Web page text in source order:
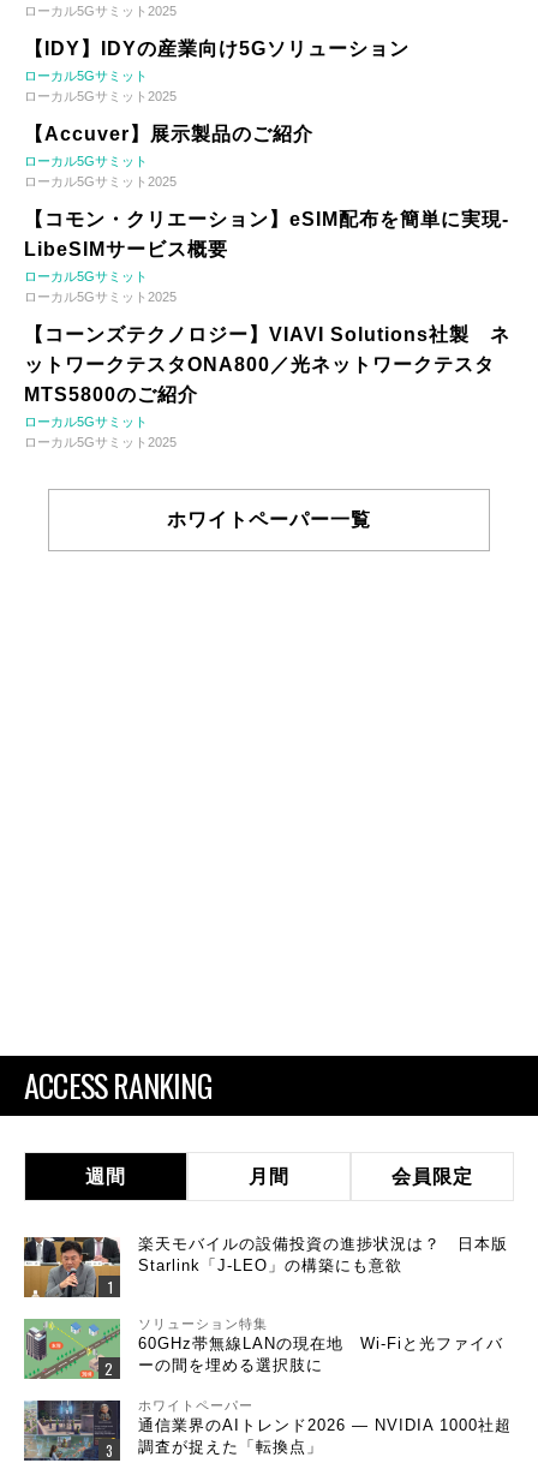
ローカル5Gサミット2025
【IDY】IDYの産業向け5Gソリューション
ローカル5Gサミット
ローカル5Gサミット2025
【Accuver】展示製品のご紹介
ローカル5Gサミット
ローカル5Gサミット2025
【コモン・クリエーション】eSIM配布を簡単に実現-
LibeSIMサービス概要
ローカル5Gサミット
ローカル5Gサミット2025
【コーンズテクノロジー】VIAVI Solutions社製 ネ
ットワークテスタONA800／光ネットワークテスタ
MTS5800のご紹介
ローカル5Gサミット
ローカル5Gサミット2025
ホワイトペーパー一覧
ACCESS RANKING
週間 月間 会員限定
楽天モバイルの設備投資の進捗状況は？ 日本版
Starlink「J-LEO」の構築にも意欲
ソリューション特集
60GHz帯無線LANの現在地 Wi-Fiと光ファイバ
ーの間を埋める選択肢に
ホワイトペーパー
通信業界のAIトレンド2026 ― NVIDIA 1000社超
調査が捉えた「転換点」